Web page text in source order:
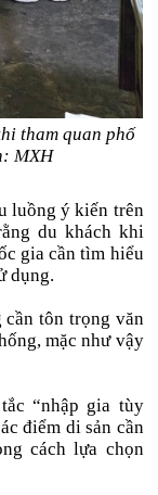
tham quan phố
MXH
luồng ý kiến trên
du khách khi
gia cần tìm hiểu
dụng.
tôn trọng văn
mặc như vậy
“nhập gia tùy
điểm di sản cần
cách lựa chọn